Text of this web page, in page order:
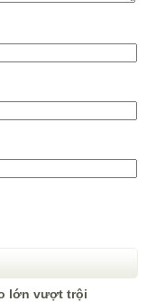
lớn vượt trội